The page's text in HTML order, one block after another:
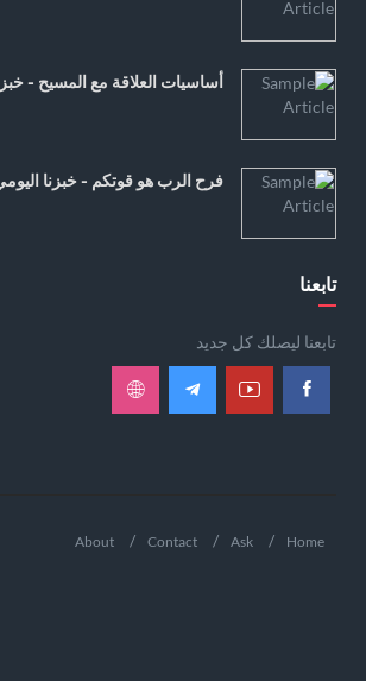
أساسيات العلاقة مع المسيح -
فرح الرب هو قوتكم - خبزنا
تابعنا
تابعنا ليصلك كل جديد
Home
Ask
Contact
About